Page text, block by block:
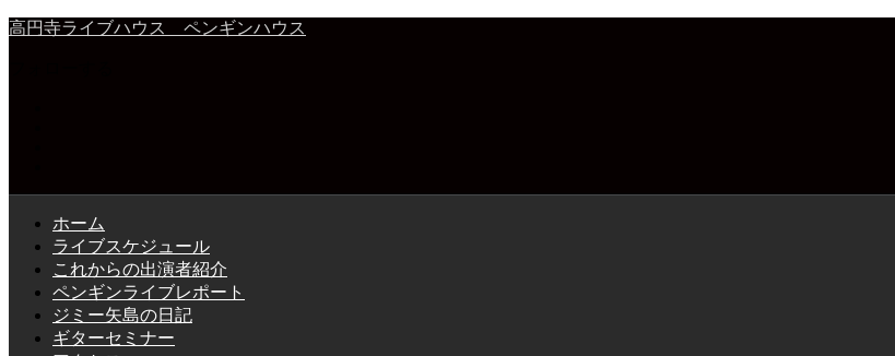
高円寺ライブハウス ペンギンハウス
ホーム
ライブスケジュール
これからの出演者紹介
ペンギンライブレポート
ジミー矢島の日記
ギターセミナー